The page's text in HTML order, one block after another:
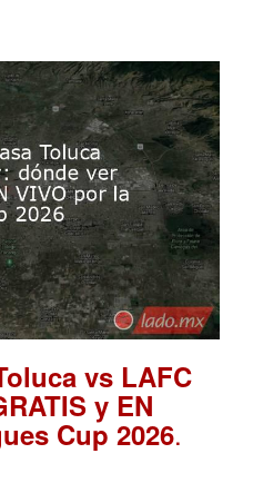
vs LAFC
y EN
Cup 2026.